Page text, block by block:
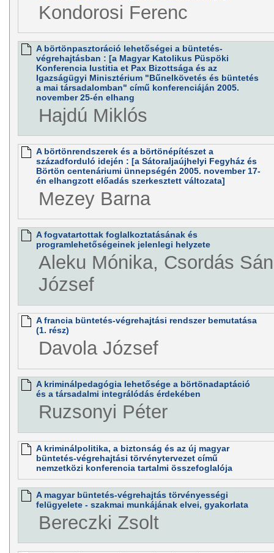
Kondorosi Ferenc
A börtönpasztoráció lehetőségei a büntetés-
végrehajtásban : [a Magyar Katolikus Püspöki
Konferencia Iustitia et Pax Bizottsága és az
Igazságügyi Minisztérium "Bűnelkövetés és büntetés
a mai társadalomban" című konferenciáján 2005.
november 25-én elhang
Hajdú Miklós
A börtönrendszerek és a börtönépítészet a
századforduló idején : [a Sátoraljaújhelyi Fegyház és
Börtön centenáriumi ünnepségén 2005. november 17-
én elhangzott előadás szerkesztett változata]
Mezey Barna
A fogvatartottak foglalkoztatásának és
programlehetőségeinek jelenlegi helyzete
Aleku Mónika, Csordás
József
A francia büntetés-végrehajtási rendszer bemutatása
(1. rész)
Davola József
A kriminálpedagógia lehetősége a börtönadaptáció
és a társadalmi integrálódás érdekében
Ruzsonyi Péter
A kriminálpolitika, a biztonság és az új magyar
büntetés-végrehajtási törvénytervezet című
nemzetközi konferencia tartalmi összefoglalója
A magyar büntetés-végrehajtás törvényességi
felügyelete - szakmai munkájának elvei, gyakorlata
Bereczki Zsolt